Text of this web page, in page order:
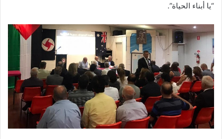
“يا أبناء الحياة”.